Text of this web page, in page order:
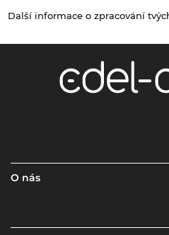
Další informace o zpracování
O nás